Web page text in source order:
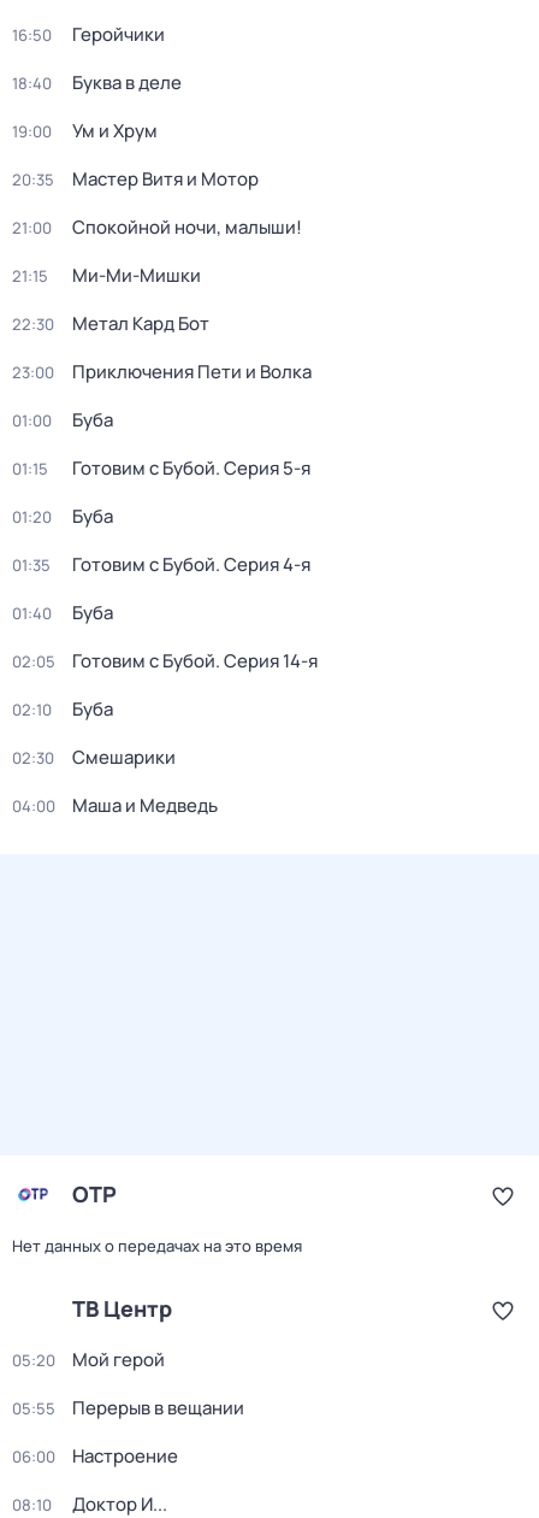
16:50 Геройчики
18:40 Буква в деле
19:00 Ум и Хрум
20:35 Мастер Витя и Мотор
21:00 Спокойной ночи, малыши!
21:15 Ми-Ми-Мишки
22:30 Метал Кард Бот
23:00 Приключения Пети и Волка
01:00 Буба
01:15 Готовим с Бубой. Серия 5-я
01:20 Буба
01:35 Готовим с Бубой. Серия 4-я
01:40 Буба
02:05 Готовим с Бубой. Серия 14-я
02:10 Буба
02:30 Смешарики
04:00 Маша и Медведь
ОТР
Нет данных о передачах на это время
ТВ Центр
05:20 Мой герой
05:55 Перерыв в вещании
06:00 Настроение
08:10 Доктор И...